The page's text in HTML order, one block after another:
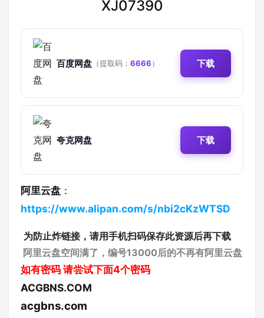
XJ07390
百度网盘 （提取码： 6666） 下载
夸克网盘 下载
阿里云盘 ：
https://www.alipan.com/s/nbi2cKzWTSD
为防止炸链接，请用手机扫码保存此资源后再下载
阿里云盘空间满了，编号13000后的不再有阿里云盘
如有密码请尝试下面4个密码
ACGBNS.COM
acgbns.com